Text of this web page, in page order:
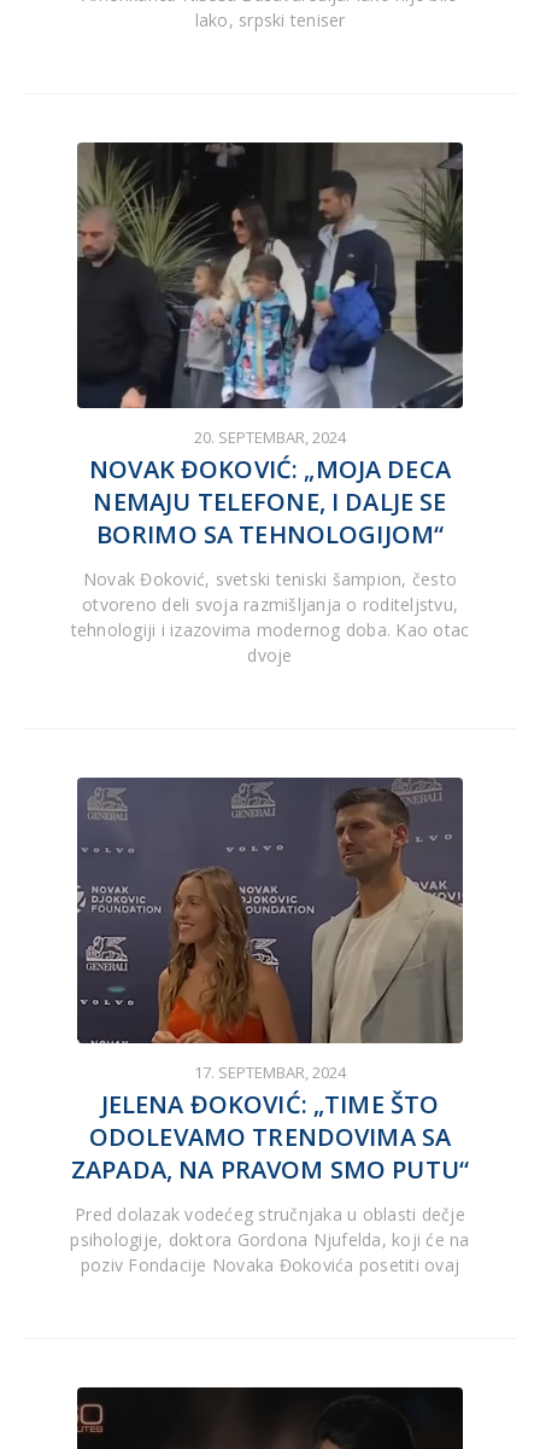
lako, srpski teniser
20. SEPTEMBAR, 2024
NOVAK ĐOKOVIĆ: „MOJA DECA
NEMAJU TELEFONE, I DALJE SE
BORIMO SA TEHNOLOGIJOM“
Novak Đoković, svetski teniski šampion, često
otvoreno deli svoja razmišljanja o roditeljstvu,
tehnologiji i izazovima modernog doba. Kao otac
dvoje
17. SEPTEMBAR, 2024
JELENA ĐOKOVIĆ: „TIME ŠTO
ODOLEVAMO TRENDOVIMA SA
ZAPADA, NA PRAVOM SMO PUTU“
Pred dolazak vodećeg stručnjaka u oblasti dečje
psihologije, doktora Gordona Njufelda, koji će na
poziv Fondacije Novaka Đokovića posetiti ovaj